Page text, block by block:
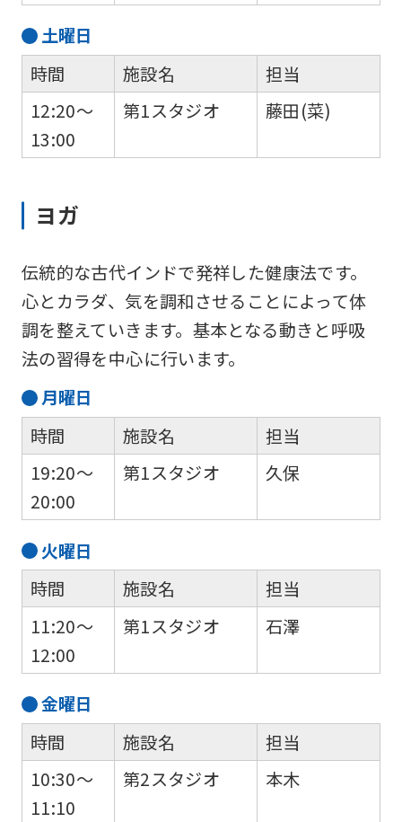
土曜日
時間
12:20～
13:00
施設名
第1スタジオ
担当
藤田(菜)
ヨガ
伝統的な古代インドで発祥した健康法です。
心とカラダ、気を調和させることによって体
調を整えていきます。基本となる動きと呼吸
法の習得を中心に行います。
月曜日
時間
19:20～
20:00
施設名
第1スタジオ
担当
久保
火曜日
時間
11:20～
12:00
施設名
第1スタジオ
担当
石澤
金曜日
時間
10:30～
11:10
施設名
第2スタジオ
担当
本木